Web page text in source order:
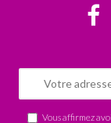
Vous affirmez